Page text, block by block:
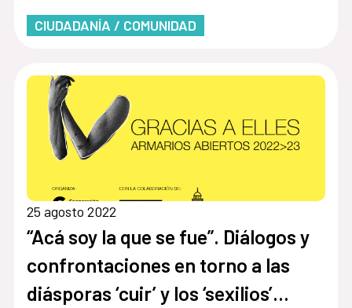
CIUDADANÍA / COMUNIDAD
25 agosto 2022
“Acá soy la que se fue”. Diálogos y
confrontaciones en torno a las
diásporas ‘cuir’ y los ‘sexilios’